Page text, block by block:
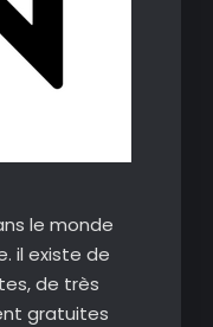
le monde
il existe de
de très
gratuites